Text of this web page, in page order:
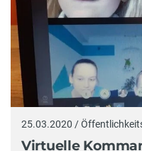
25.03.2020 /
Virtuelle